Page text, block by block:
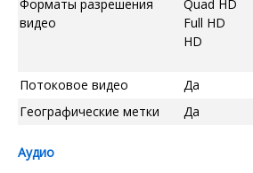
Форматы разрешения
видео
Quad HD
Full HD
HD
Потоковое видео
Да
Географические метки
Да
Аудио